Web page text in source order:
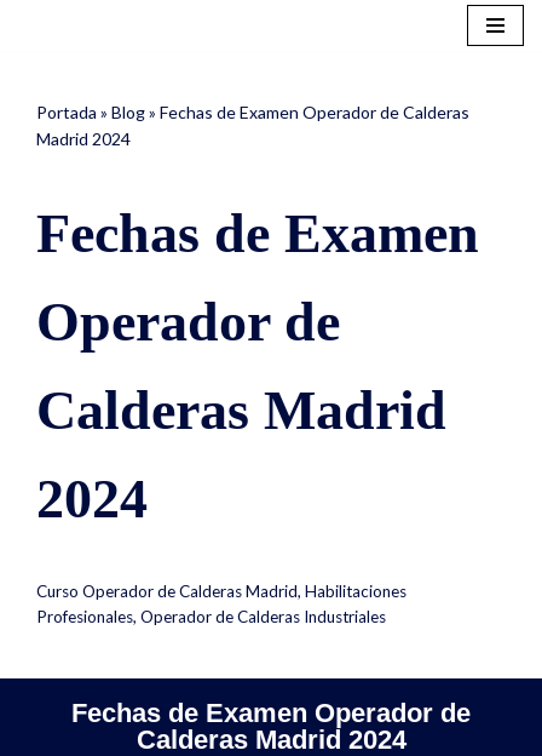
contenido
Portada » Blog» Fechas de Examen Operador de Calderas
Madrid 2024
Fechas de Examen
Operador de
Calderas Madrid
2024
Curso Operador de Calderas Madrid, Habilitaciones
Profesionales, Operador de Calderas Industriales
Fechas de Examen Operador de
Calderas Madrid 2024